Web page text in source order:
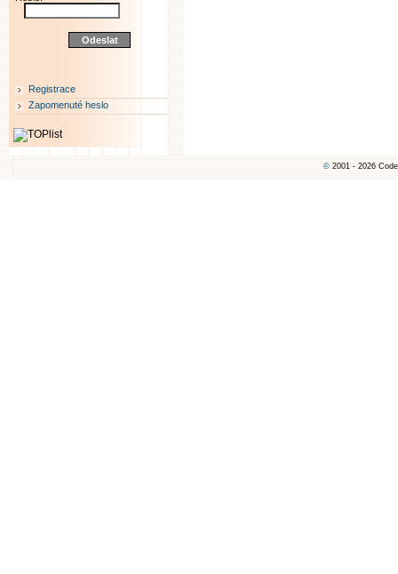
Registrace
Zapomenuté heslo
© 2001 - 2026